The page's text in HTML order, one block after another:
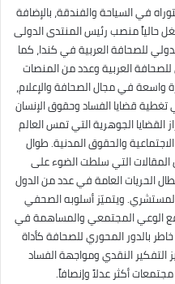
في السياحة والفندقة، بالإضافة
حالياً منصب رئيس المنتدى الدولى
للصحافة العربية في كندا، كما
للصحافة العربية وعدد من المنصات
واسعة في مجال الصحافة والإعلام،
قضايا الفساد وحقوق الإنسان
القضايا الجوهرية التي تمس العالم
والحقوق المدنية. طوال
المقالات التي سلطت الضوء على
الحريات العامة في عدد من الدول
المستشري. ويتميّز أسلوبه الصحفي
رفع الوعي المجتمعي والمساهمة في
بالدور المحوري للصحافة كأداة
التفكير النقدي ومواجهة الفساد
أكثر عدلاً وإنصافاً.